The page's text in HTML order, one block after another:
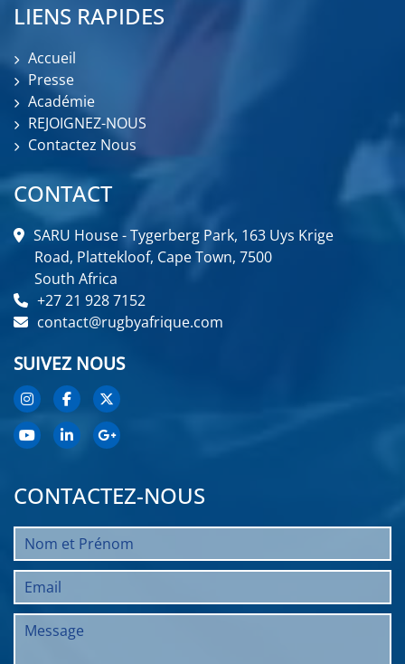
LIENS RAPIDES
Accueil
Presse
Académie
REJOIGNEZ-NOUS
Contactez Nous
CONTACT
SARU House - Tygerberg Park, 163 Uys Krige
Road, Plattekloof, Cape Town, 7500
South Africa
+27 21 928 7152
contact@rugbyafrique.com
SUIVEZ NOUS
CONTACTEZ-NOUS